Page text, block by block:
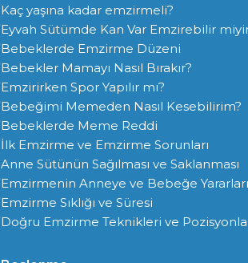
Kaç yaşına kadar emzirmeli?
Eyvah Sütümde Kan Var Emzirebilir
Bebeklerde Emzirme Düzeni
Bebekler Mamayı Nasıl Bırakır?
Emzirirken Spor Yapılır mı?
Bebeğimi Memeden Nasıl Kesebilirim?
Bebeklerde Meme Reddi
İlk Emzirme ve Emzirme Sorunları
Anne Sütünün Sağılması ve Saklanması
Emzirmenin Anneye ve Bebeğe Yararları
Emzirme Sıklığı ve Süresi
Doğru Emzirme Teknikleri ve